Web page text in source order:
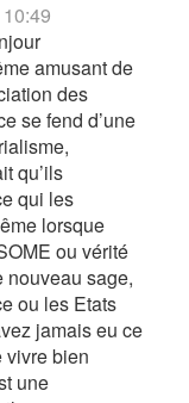
amusant de
des
se fend d’une
qu’ils
qui les
lorsque
ou vérité
nouveau sage,
ou les Etats
jamais eu ce
vivre bien
une